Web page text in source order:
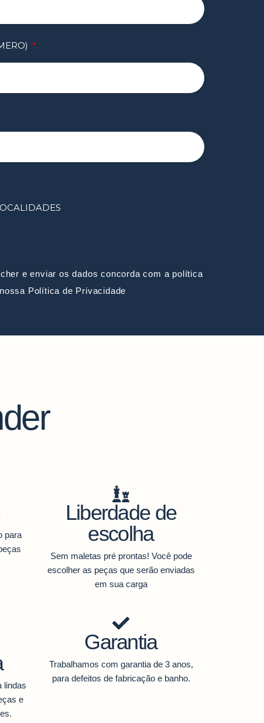
e enviar os dados concorda com a política
Política de Privacidade
para
Liberdade de
escolha
Sem maletas pré prontas! Você pode
escolher as peças que serão enviadas
em sua carga
lindas
e
Garantia
Trabalhamos com garantia de 3 anos,
para defeitos de fabricação e banho.